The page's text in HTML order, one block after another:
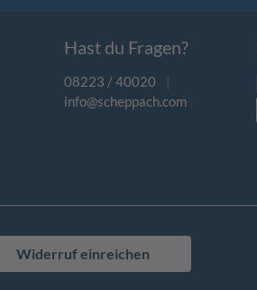
Hast du Fragen?
08223 / 40020
|
info@scheppach.com
Widerruf einreichen